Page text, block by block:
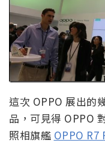
這次 OPPO 展出的
品，可見得 OPPO
照相旗艦 OPPO R7